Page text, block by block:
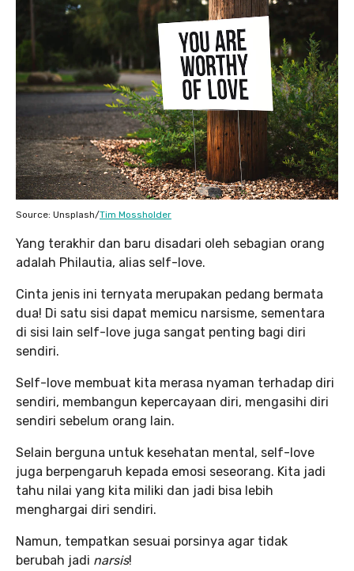
Source: Unsplash/Tim Mossholder
Yang terakhir dan baru disadari oleh sebagian orang
adalah Philautia, alias self-love.
Cinta jenis ini ternyata merupakan pedang bermata
dua! Di satu sisi dapat memicu narsisme, sementara
di sisi lain self-love juga sangat penting bagi diri
sendiri.
Self-love membuat kita merasa nyaman terhadap diri
sendiri, membangun kepercayaan diri, mengasihi diri
sendiri sebelum orang lain.
Selain berguna untuk kesehatan mental, self-love
juga berpengaruh kepada emosi seseorang. Kita jadi
tahu nilai yang kita miliki dan jadi bisa lebih
menghargai diri sendiri.
Namun, tempatkan sesuai porsinya agar tidak
berubah jadi narsis!